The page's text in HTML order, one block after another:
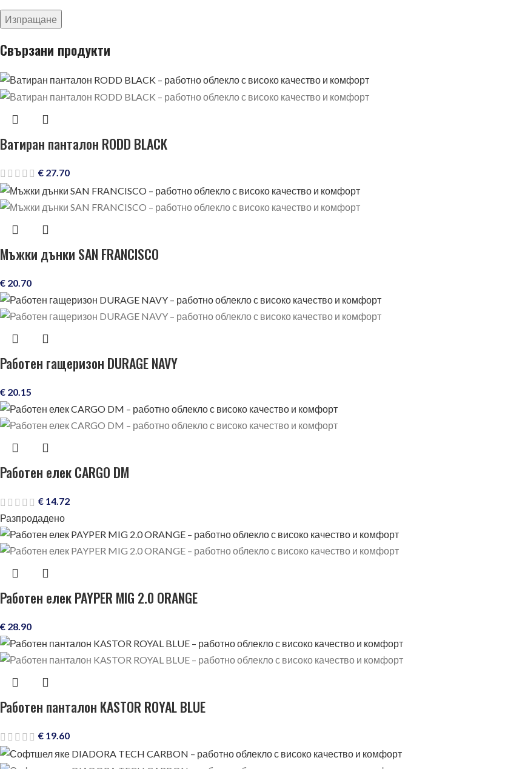
Свързани продукти
Ватиран панталон RODD BLACK
€ 27.70
Мъжки дънки SAN FRANCISCO
€ 20.70
Работен гащеризон DURAGE NAVY
€ 20.15
Работен елек CARGO DM
€ 14.72
Разпродадено
Работен елек PAYPER MIG 2.0 ORANGE
€ 28.90
Работен панталон KASTOR ROYAL BLUE
€ 19.60